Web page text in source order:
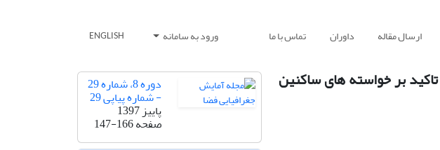
ارسال مقاله داوران تماس با ما ورود به سامانه ENGLISH
بر خواسته های ساکنین دوره 8، شماره 29
- شماره پیاپی 29
پاییز 1397
صفحه147-166